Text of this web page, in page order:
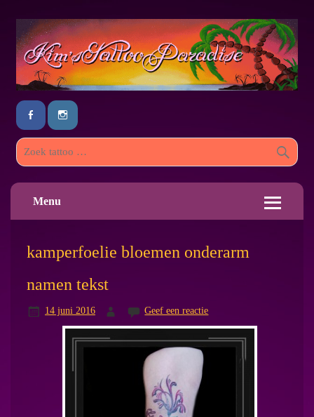
Menu
kamperfoelie bloemen onderarm
namen tekst
14 juni 2016 Geef een reactie